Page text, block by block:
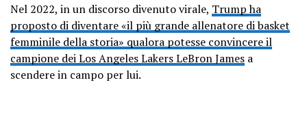
Nel 2022, in un discorso divenuto virale, Trump ha
proposto di diventare «il più grande allenatore di basket
femminile della storia» qualora potesse convincere il
campione dei Los Angeles Lakers LeBron James a
scendere in campo per lui.